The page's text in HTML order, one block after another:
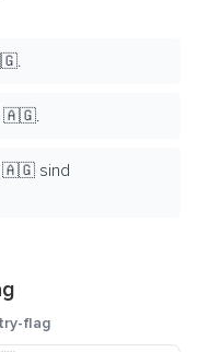
🇦🇬.
🇦🇬 sind
flag